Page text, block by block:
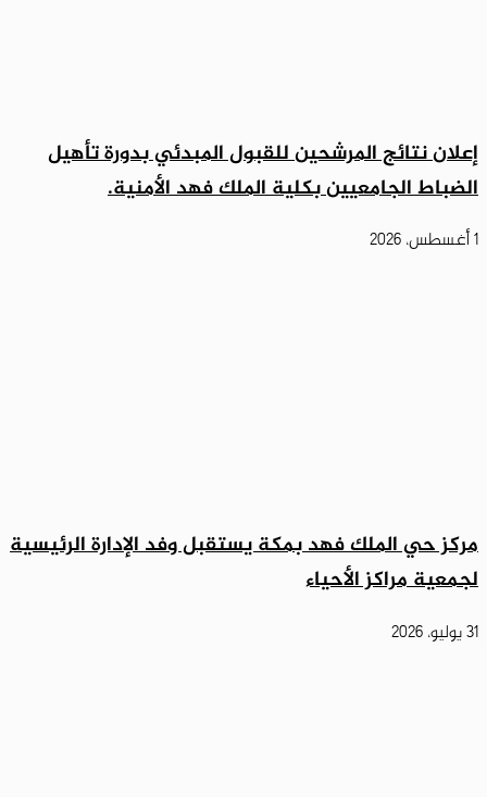
إعلان نتائج المرشحين للقبول المبدئي بدورة تأهيل
الضباط الجامعيين بكلية الملك فهد الأمنية.
1 أغسطس، 2026
مركز حي الملك فهد بمكة يستقبل وفد الإدارة الرئيسية
لجمعية مراكز الأحياء
31 يوليو، 2026